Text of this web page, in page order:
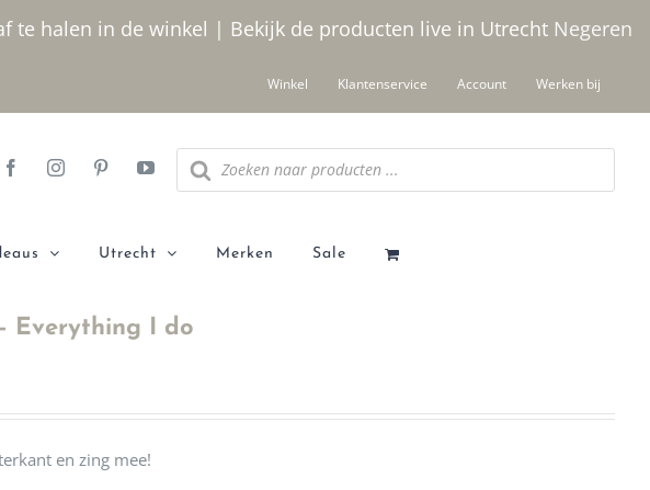
te halen in de winkel | Bekijk de producten live in Utrecht Negeren
Winkel Klantenservice Account Werken bij
Producten
zoeken
Utrecht Merken Sale
Everything I do
en zing mee!